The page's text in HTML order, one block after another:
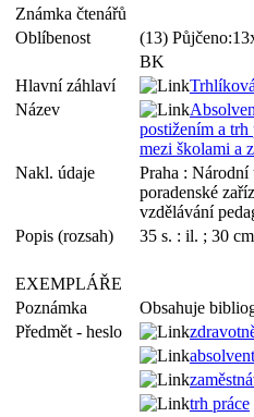
Známka čtenářů
Oblíbenost
(13)
BK
Hlavní záhlaví
Název
postižením a trh
mezi školami a
Nakl. údaje
Praha : Národní
poradenské
vzdělávání
Popis (rozsah)
35 s. : il. ; 30 cm
EXEMPLÁŘE
Poznámka
Obsahuje
Předmět - heslo
trh práce